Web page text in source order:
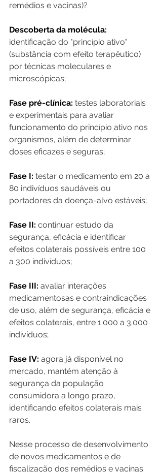
remédios e vacinas)?
Descoberta da molécula:
identificação do "princípio ativo"
(substância com efeito terapêutico)
por técnicas moleculares e
microscópicas;
Fase pré-clínica: testes laboratoriais
e experimentais para avaliar
funcionamento do princípio ativo nos
organismos, além de determinar
doses eficazes e seguras;
Fase I: testar o medicamento em 20 a
80 indivíduos saudáveis ou
portadores da doença-alvo estáveis;
Fase II: continuar estudo da
segurança, eficácia e identificar
efeitos colaterais possíveis entre 100
a 300 indivíduos;
Fase III: avaliar interações
medicamentosas e contraindicações
de uso, além de segurança, eficácia e
efeitos colaterais, entre 1.000 a 3.000
indivíduos;
Fase IV: agora já disponível no
mercado, mantém atenção à
segurança da população
consumidora a longo prazo,
identificando efeitos colaterais mais
raros.
Nesse processo de desenvolvimento
de novos medicamentos e de
fiscalização dos remédios e vacinas